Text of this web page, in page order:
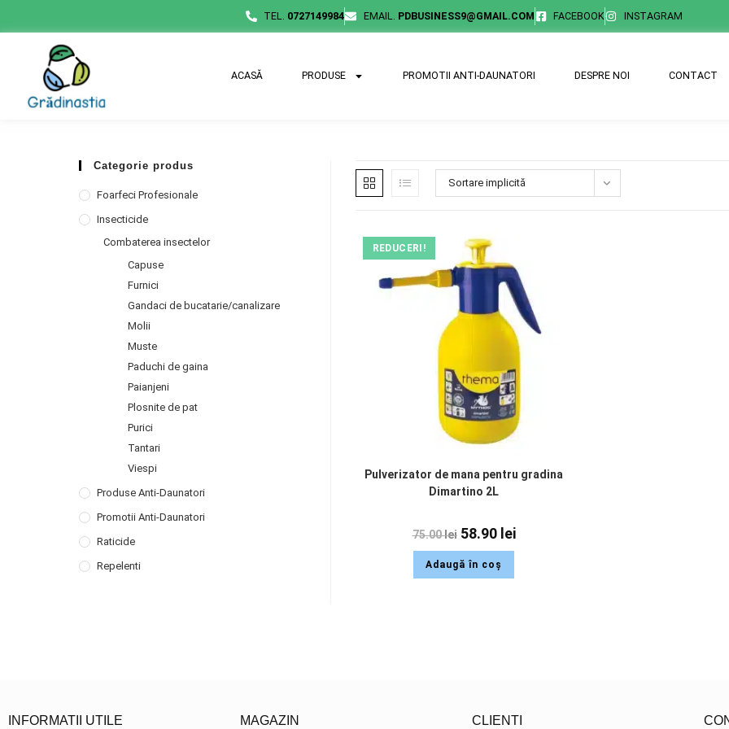
TEL. 0727149984 EMAIL. PDBUSINESS9@GMAIL.COM FACEBOOK INSTAGRAM
ACASĂ PRODUSE PROMOTII ANTI-DAUNATORI DESPRE NOI CONTACT
Sortare implicită
REDUCERI!
Pulverizator de mana pentru gradina
Dimartino 2L
75.00lei 58.90 lei
Adaugă în coș
Categorie produs
Foarfeci Profesionale
Insecticide
Combaterea insectelor
Capuse
Furnici
Gandaci de bucatarie/canalizare
Molii
Muste
Paduchi de gaina
Paianjeni
Plosnite de pat
Purici
Tantari
Viespi
Produse Anti-Daunatori
Promotii Anti-Daunatori
Raticide
Repelenti
INFORMATII UTILE MAGAZIN CLIENTI